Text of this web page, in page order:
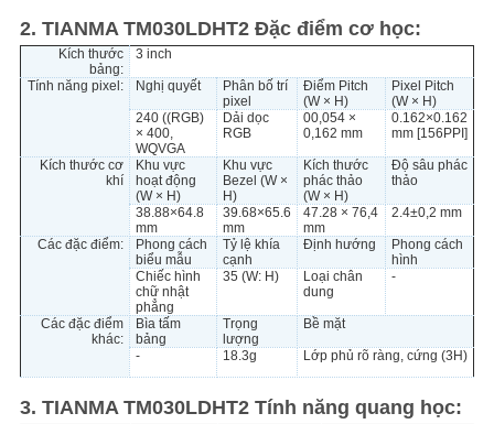
2. TIANMA TM030LDHT2 Đặc điểm cơ học:
Kích thước
bảng:
3 inch
Tính năng pixel: Nghị quyết
Phân bố trí
pixel
Điểm Pitch
(W × H)
Pixel Pitch
(W × H)
240 ((RGB)
× 400,
WQVGA
Dải dọc
RGB
00,054 ×
0,162 mm
0.162×0.162
mm [156PPI]
Kích thước cơ
khí
Khu vực
hoạt động
(W × H)
Khu vực
Bezel (W ×
H)
Kích thước
phác thảo
(W × H)
Độ sâu phác
thảo
38.88×64.8
mm
39.68×65.6
mm
47.28 × 76,4
mm
2.4±0,2 mm
Các đặc điểm:
Phong cách
biểu mẫu
Tỷ lệ khía
cạnh
Định hướng
Phong cách
hình
Chiếc hình
chữ nhật
phẳng
35 (W: H)
Loại chân
dung
-
Các đặc điểm
khác:
Bìa tấm
bảng
Trọng
lượng
Bề mặt
- 18.3g Lớp phủ rõ ràng, cứng (3H)
3. TIANMA TM030LDHT2 Tính năng quang học: